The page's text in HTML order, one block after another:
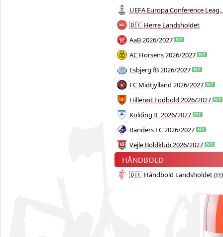
UEFA Europa Conference
🇩🇰 Herre Landsholdet
AaB 2026/2027
AC Horsens 2026/2027
Esbjerg fB 2026/2027
FC Midtjylland 2026/2027
Hillerød Fodbold 2026/2027
Kolding IF 2026/2027
Randers FC 2026/2027
Vejle Boldklub 2026/2027
HÅNDBOLD
🇩🇰 Håndbold Landsholdet (H)